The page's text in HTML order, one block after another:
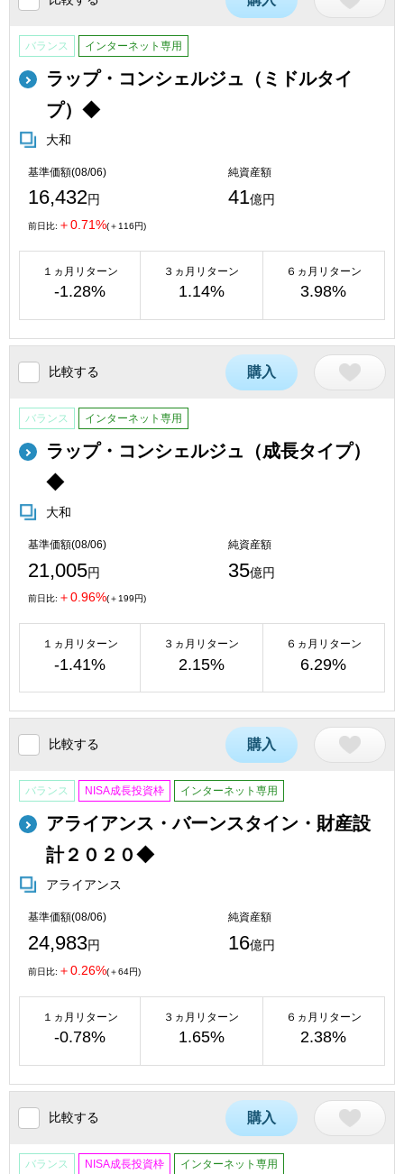
バランス インターネット専用
ラップ・コンシェルジュ（ミドルタイ
プ）◆
大和
基準価額(08/06)
16,432円
純資産額
41億円
前日比: ＋0.71%(＋116円)
１ヵ月リターン
-1.28%
３ヵ月リターン
1.14%
６ヵ月リターン
3.98%
比較する 購入
バランス インターネット専用
ラップ・コンシェルジュ（成長タイプ）
◆
大和
基準価額(08/06)
21,005円
純資産額
35億円
前日比: ＋0.96%(＋199円)
１ヵ月リターン
-1.41%
３ヵ月リターン
2.15%
６ヵ月リターン
6.29%
比較する 購入
バランス NISA成長投資枠 インターネット専用
アライアンス・バーンスタイン・財産設
計２０２０◆
アライアンス
基準価額(08/06)
24,983円
純資産額
16億円
前日比: ＋0.26%(＋64円)
１ヵ月リターン
-0.78%
３ヵ月リターン
1.65%
６ヵ月リターン
2.38%
比較する 購入
バランス NISA成長投資枠 インターネット専用